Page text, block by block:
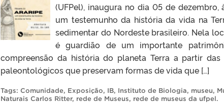
(UFPel), inaugura no dia 05 de dezembro,
um testemunho da história da vida na
sedimentar do Nordeste brasileiro. Nela
é guardião de um importante
compreensão da história do planeta Terra a partir
paleontológicos que preservam formas de vida que […]
Tags: Comunidade, Exposição, IB, Instituto de Biologia, museu,
Naturais Carlos Ritter, rede de Museus, rede de museus da ufpel.